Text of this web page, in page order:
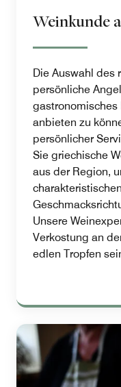
Weinkunde
Die Auswahl des
persönliche
anbieten zu
persönlicher
Sie griechische
aus der Region,
Unsere
Verkostung an
edlen Tropfen